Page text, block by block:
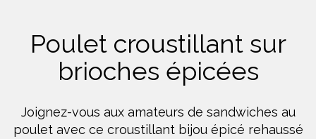
Poulet croustillant sur
brioches épicées
Joignez-vous aux amateurs de sandwiches au
poulet avec ce croustillant bijou épicé rehaussé